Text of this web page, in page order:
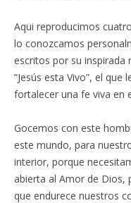
Aqui reproducimos
lo conozcamos
escritos por su
“Jesús esta Vivo”, el
fortalecer una fe viva en
Gocemos con este
este mundo, para
interior, porque
abierta al Amor de Dios,
que endurece nuestros